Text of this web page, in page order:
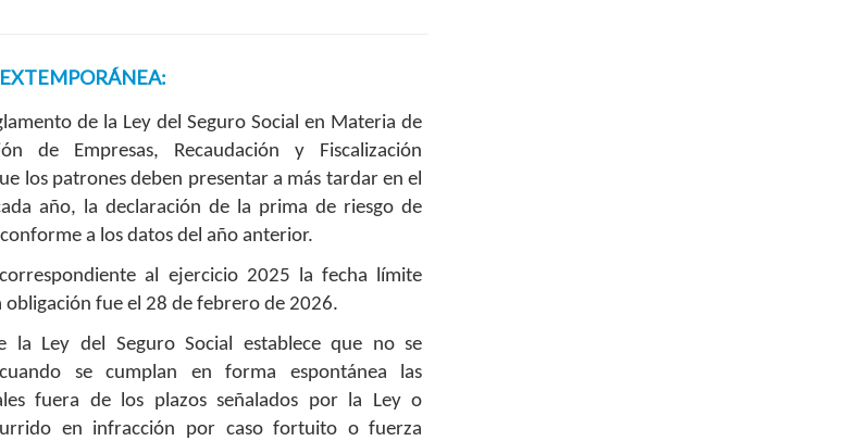
de la Ley del Seguro Social en Materia de
de Empresas, Recaudación y Fiscalización
los patrones deben presentar a más tardar en el
año, la declaración de la prima de riesgo de
a los datos del año anterior.
al ejercicio 2025 la fecha límite
obligación fue el 28 de febrero de 2026.
la Ley del Seguro Social establece que no se
se cumplan en forma espontánea las
fuera de los plazos señalados por la Ley o
en infracción por caso fortuito o fuerza